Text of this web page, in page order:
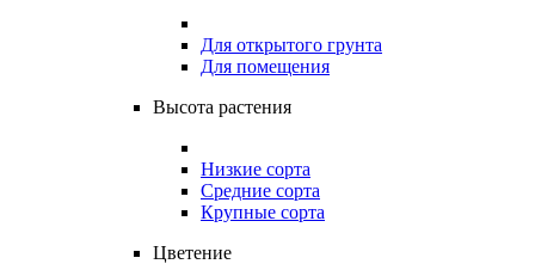
Для открытого грунта
Для помещения
Высота растения
Низкие сорта
Средние сорта
Крупные сорта
Цветение